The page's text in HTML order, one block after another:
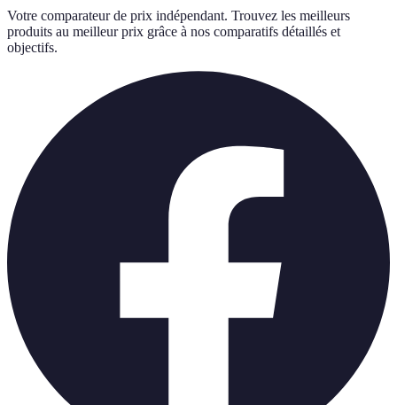
Votre comparateur de prix indépendant. Trouvez les meilleurs
produits au meilleur prix grâce à nos comparatifs détaillés et
objectifs.